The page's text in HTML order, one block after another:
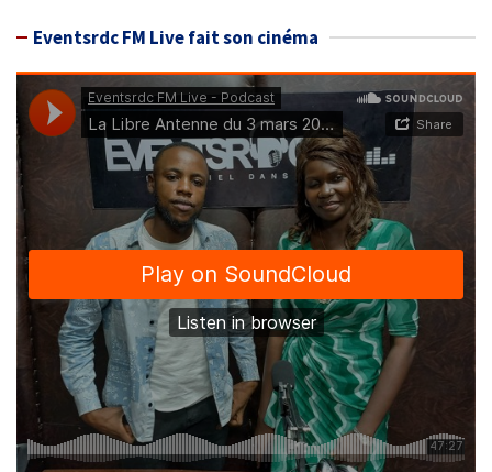
Eventsrdc FM Live fait son cinéma